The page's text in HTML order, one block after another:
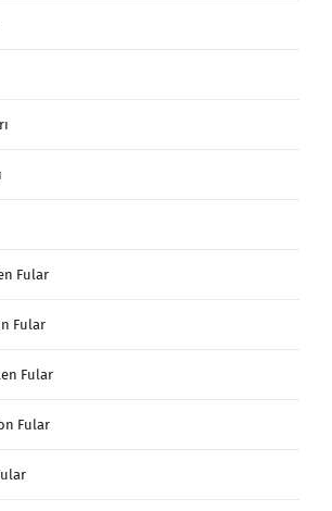
Fular
Fular
Fular
Fular